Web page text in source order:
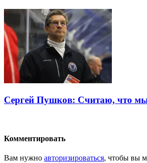
Сергей Пушков: Считаю, что мы
Комментировать
Вам нужно авторизироваться, чтобы вы